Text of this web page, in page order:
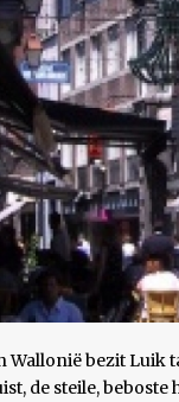
Wallonië bezit Luik
de steile, beboste